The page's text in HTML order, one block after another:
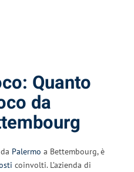
Quanto
da
da Palermo a Bettembourg, è
coinvolti. L’azienda di